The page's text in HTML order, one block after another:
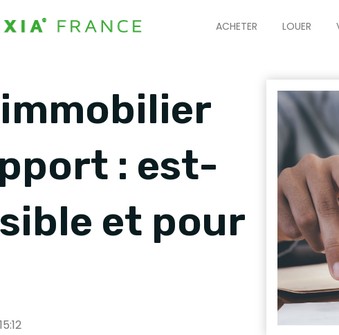
ACHETER LOUER
: est-
et pour